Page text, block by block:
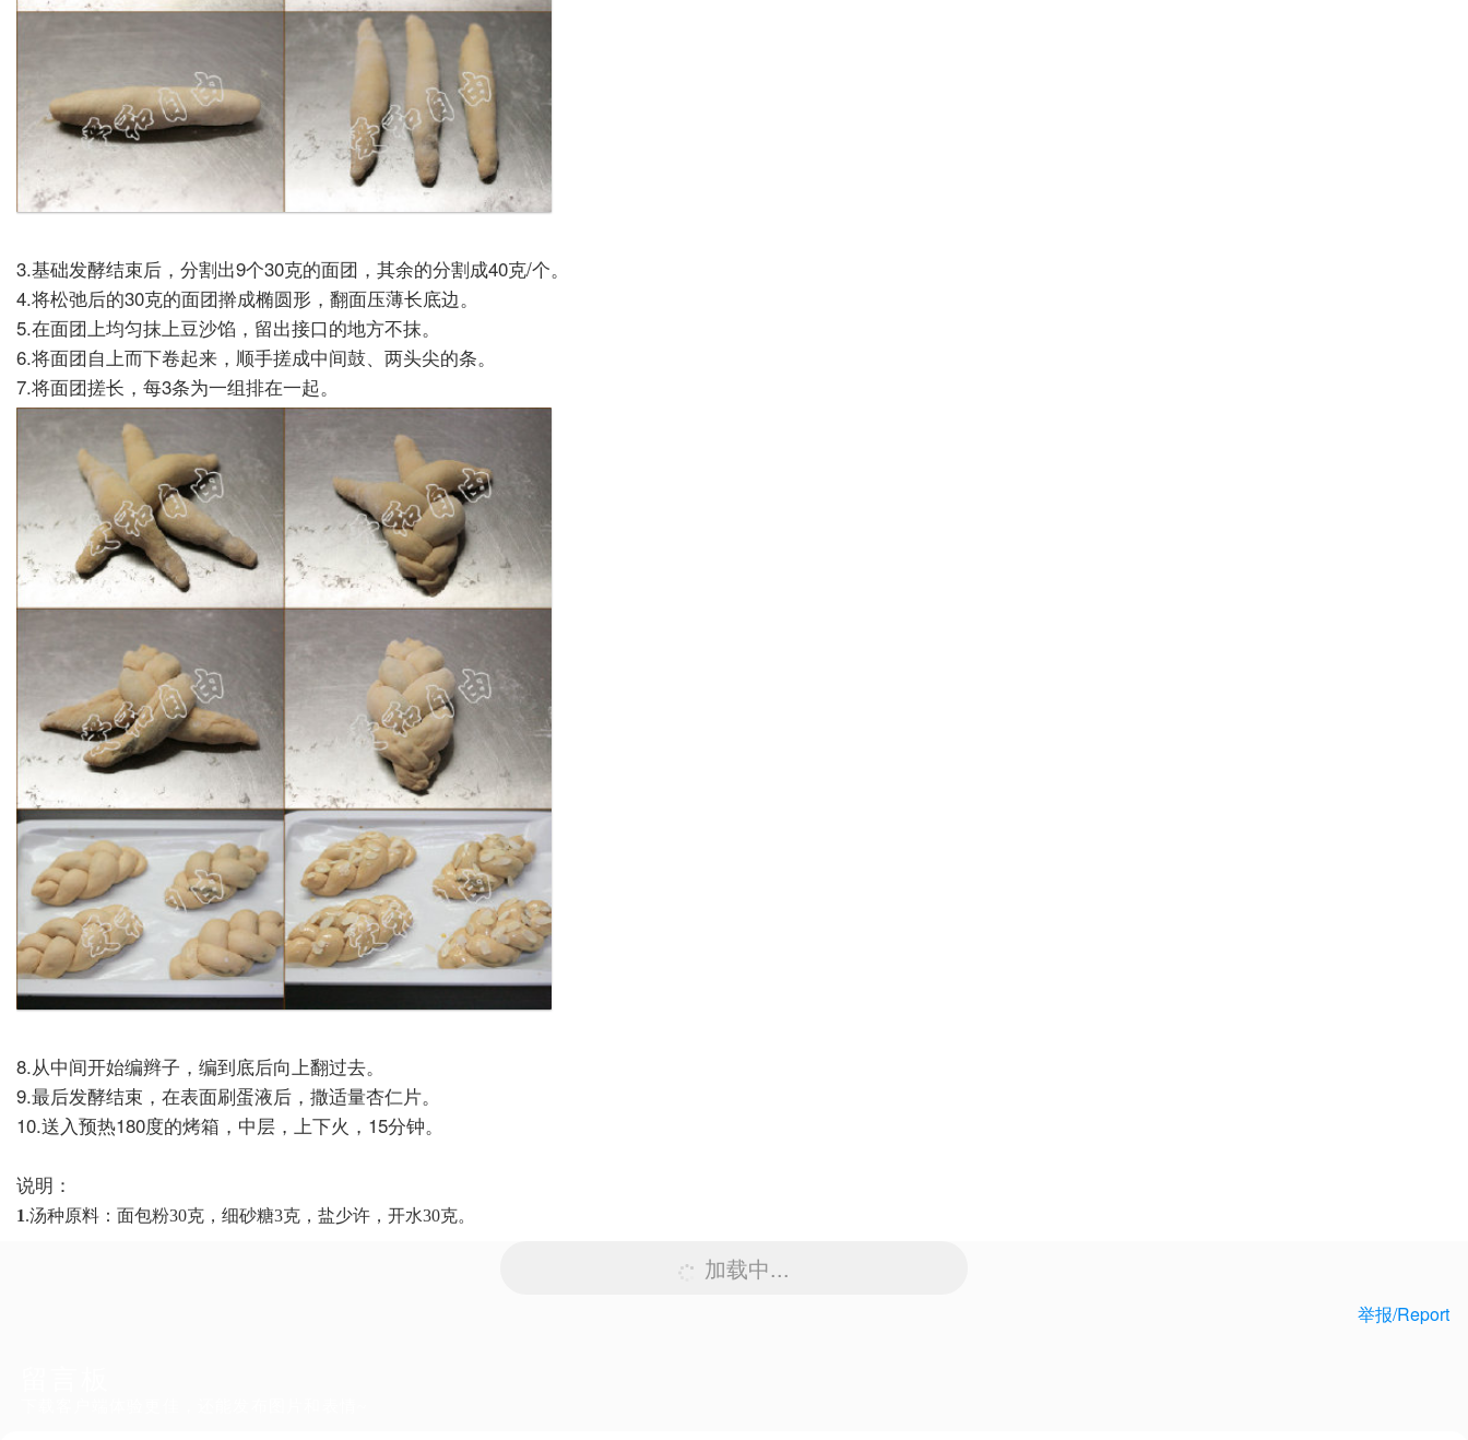
3.基础发酵结束后，分割出9个30克的面团，其余的分割成40克/个。
4.将松弛后的30克的面团擀成椭圆形，翻面压薄长底边。
5.在面团上均匀抹上豆沙馅，留出接口的地方不抹。
6.将面团自上而下卷起来，顺手搓成中间鼓、两头尖的条。
7.将面团搓长，每3条为一组排在一起。
8.从中间开始编辫子，编到底后向上翻过去。
9.最后发酵结束，在表面刷蛋液后，撒适量杏仁片。
10.送入预热180度的烤箱，中层，上下火， 15分钟。
说明：
1.汤种原料：面包粉30克，细砂糖3克，盐少许，开水30克。
加载中...
举报/Report